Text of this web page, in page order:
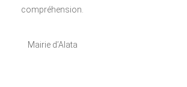
compréhension.
Mairie d’Alata